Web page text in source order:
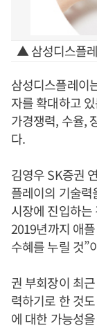
▲ 삼성디스플
삼성디스플레이
자를 확대하고
가경쟁력, 수율,
다.
김영우 SK증권
플레이의 기술
시장에 진입하
2019년까지 애
수혜를 누릴 것”
권 부회장이 최
력하기로 한 것
에 대한 가능성